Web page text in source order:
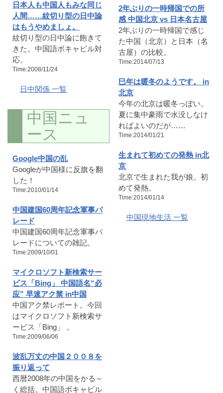
日本人も中国人もみな同じ
人間……紋切り型の日中論
はもうやめましょ。
紋切り型の日中論に飽きて
きた。中国語ボキャビル対
応。
Time:2008/11/24
日中関係 一覧
中国ニュ
ース
Google中国の乱
Googleが中国様に反旗を翻
した！
Time:2010/01/14
中国建国60周年記念軍事パ
レード
中国建国60周年記念軍事パ
レードについての雑記。
Time:2009/10/01
マイクロソフト新検索サー
ビス「Bing」 中国語名“必
应” 早速アク禁 in中国
中国アク禁レポート。今回
はマイクロソフト新検索サ
ービス「Bing」 。
Time:2009/06/06
波乱万丈の中国２００８を
振り返って
西暦2008年の中国をかる～
く総括。中国語ボキャビル
2年ぶりの一時帰国での所
感 中国北京 vs 日本名古屋
2年ぶりの一時帰国で感じ
た中国（北京）と日本（名
古屋）の比較。
Time:2014/07/13
巳年は暖冬のようです。 in
北京
今年の北京は暖冬っぽい。
夏に集中豪雨で水没しなけ
ればよいのだが……
Time:2014/01/21
生まれて初めての発熱 in北
京
北京で生まれた我が娘。初
めて発熱。
Time:2014/01/14
中国現地生活 一覧